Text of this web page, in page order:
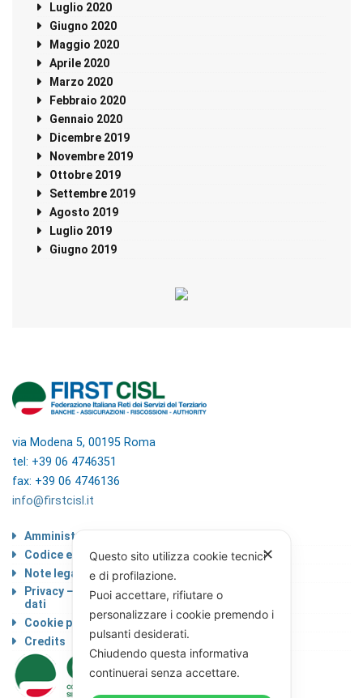
Luglio 2020
Giugno 2020
Maggio 2020
Aprile 2020
Marzo 2020
Febbraio 2020
Gennaio 2020
Dicembre 2019
Novembre 2019
Ottobre 2019
Settembre 2019
Agosto 2019
Luglio 2019
Giugno 2019
via Modena 5, 00195 Roma
tel: +39 06 4746351
fax: +39 06 4746136
info@firstcisl.it
Amministrazione trasparente
Codice etico
Note legali
Privacy – Informativa sul trattamento dei
dati
Cookie policy
Credits
✕
Questo sito utilizza cookie tecnici
e di profilazione.
Puoi accettare, rifiutare o
personalizzare i cookie premendo i
pulsanti desiderati.
Chiudendo questa informativa
continuerai senza accettare.